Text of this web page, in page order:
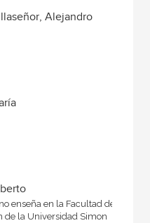
Alejandro
enseña en la Facultad de
de la Universidad Simon